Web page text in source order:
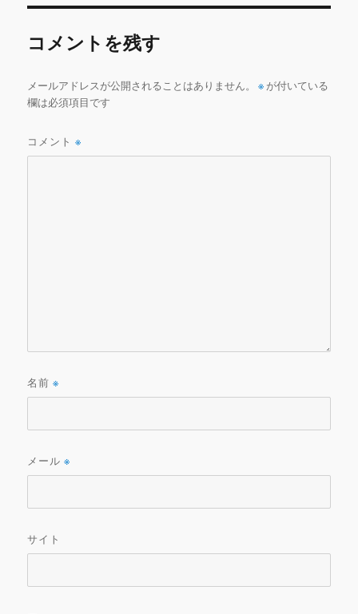
b
o
o
k
r
r
コメントを残す
メールアドレスが公開されることはありません。 ※ が付いている
欄は必須項目です
コメント※
名前※
メール※
サイト